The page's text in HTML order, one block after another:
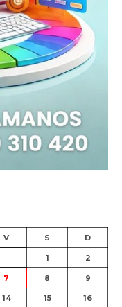
V S D
1 2
7 8 9
14 15 16